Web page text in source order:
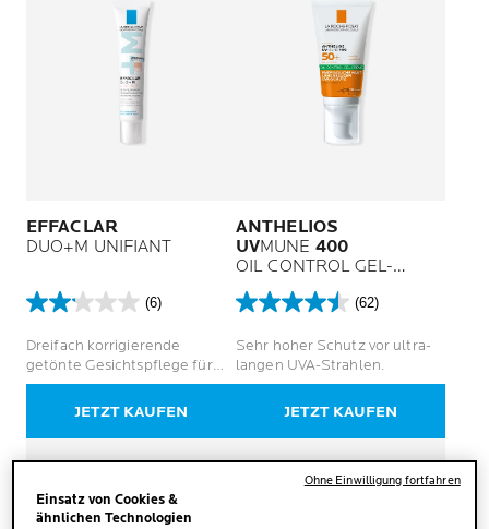
EFFACLAR
DUO+M UNIFIANT
(6)
2.2
5
Sternen.
Bewertungen
Dreifach korrigierende
getönte Gesichtspflege für
fettige und zu Akne neigende
Haut, basiert auf den
Wissenschaft
JETZT KAUFEN
ANTHELIOS
UVMUNE 400
OIL CONTROL GEL-
CREME LSF 50+ OHNE
DUFTSTOFFE (62)
4.5
5
Sternen.
Bewertungen
Sehr hoher Schutz vor ultra-
langen UVA-Strahlen.
JETZT KAUFEN
Einsatz von Cookies &
ähnlichen Technologien
Ohne Einwilligung fortfahren